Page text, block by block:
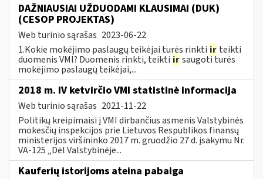
DAŽNIAUSIAI UŽDUODAMI KLAUSIMAI (DUK)
(CESOP PROJEKTAS)
Web turinio sąrašas 2023-06-22
1.Kokie mokėjimo paslaugų teikėjai turės rinkti ir teikti
duomenis VMI? Duomenis rinkti, teikti irsaugoti turės
mokėjimo paslaugų teikėjai,...
2018 m. IV ketvirčio VMI statistinė informacija
Web turinio sąrašas 2021-11-22
Politikų kreipimaisi į VMI dirbančius asmenis Valstybinės
mokesčių inspekcijos prie Lietuvos Respublikos finansų
ministerijos viršininko 2017 m. gruodžio 27 d. įsakymu Nr.
VA-125 „Dėl Valstybinėje...
Kauferių istorijoms ateina pabaiga